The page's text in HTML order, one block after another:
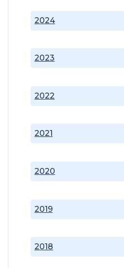
2018
2019
2020
2021
2022
2023
2024